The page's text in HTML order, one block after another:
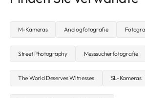
M-Kameras Analogfotografie
Street Photography Messsucherfotografie
The World Deserves Witnesses SL-Kameras